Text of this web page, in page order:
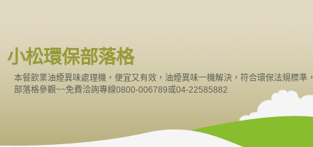
小松環保部落格
本餐飲業油煙異味處理機，便宜又有效，油煙異味一機解決，符合環保法規標
部落格參觀~~免費洽詢專線0800-006789或04-22585882